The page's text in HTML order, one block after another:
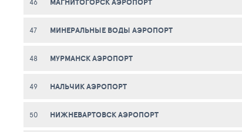
47 МИНЕРАЛЬНЫЕ ВОДЫ АЭРОПОРТ
48 МУРМАНСК АЭРОПОРТ
49 НАЛЬЧИК АЭРОПОРТ
50 НИЖНЕВАРТОВСК АЭРОПОРТ